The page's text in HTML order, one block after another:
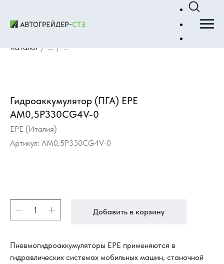
Каталог / ... / ...
Гидроаккумулятор (ПГА) EPE
AM0,5P330CG4V-0
EPE (Италия)
Артикул: AM0,5P330CG4V-0
Добавить в корзину
Пневмогидроаккумуляторы EPE применяются в
гидравлических системах мобильных машин, станочной